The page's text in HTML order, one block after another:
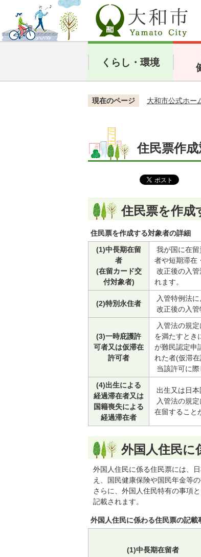
くらし・環境
現在のページ 大和市公式ホー
住民票作
住民票を作成
住民票を作成する対象者の詳細
(1)中長期在留
者
(在留カード交
付対象者)
我が国に在
者や短期滞在
改正後の入
れます。
(2)特別永住者
入管特例法
改正後の入管
(3)一時庇護許
可者又は仮滞在
許可者
入管法の規
を満たすとき
が難民認定申
れた者(仮滞在
当該許可に
(4)出生による
経過滞在者又は
国籍喪失による
経過滞在者
出生又は日
入管法の規
在留すること
外国人住民に
外国人住民に係る住民票には、
え、国民健康保険や国民年金等
さらに、外国人住民特有の事項
記載されます。
外国人住民に係わる住民票の記載
(1)中長期在留者